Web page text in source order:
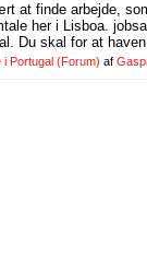
at finde arbejde,
her i Lisboa.
Du skal for at
i Portugal (Forum) af